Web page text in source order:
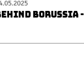
BORUSSIA